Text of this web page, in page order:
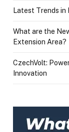
Latest Trends in
What are the
Extension Area?
CzechVolt:
Innovation